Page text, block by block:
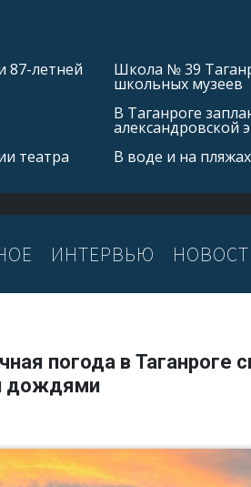
87-летней
театра
Школа № 39
школьных музеев
В Таганроге
александровской
В воде и на
ИНТЕРВЬЮ
погода в Таганроге
дождями